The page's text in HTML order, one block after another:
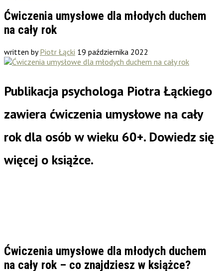
Ćwiczenia umysłowe dla młodych duchem
na cały rok
written byPiotr Łącki 19 października 2022
Publikacja psychologa Piotra Łąckiego
zawiera ćwiczenia umysłowe na cały
rok dla osób w wieku 60+. Dowiedz się
więcej o książce.
Ćwiczenia umysłowe dla młodych duchem
na cały rok – co znajdziesz w książce?